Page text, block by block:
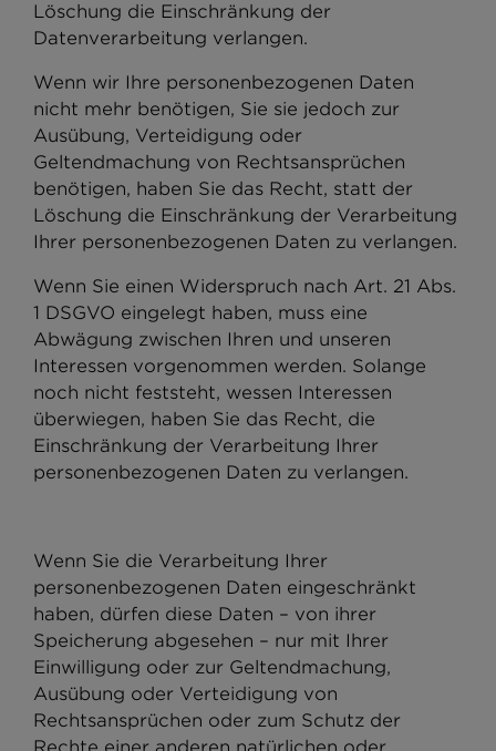
Löschung die Einschränkung der
Datenverarbeitung verlangen.
Wenn wir Ihre personenbezogenen Daten
nicht mehr benötigen, Sie sie jedoch zur
Ausübung, Verteidigung oder
Geltendmachung von Rechtsansprüchen
benötigen, haben Sie das Recht, statt der
Löschung die Einschränkung der Verarbeitung
Ihrer personenbezogenen Daten zu verlangen.
Wenn Sie einen Widerspruch nach Art. 21 Abs.
1 DSGVO eingelegt haben, muss eine
Abwägung zwischen Ihren und unseren
Interessen vorgenommen werden. Solange
noch nicht feststeht, wessen Interessen
überwiegen, haben Sie das Recht, die
Einschränkung der Verarbeitung Ihrer
personenbezogenen Daten zu verlangen.
Wenn Sie die Verarbeitung Ihrer
personenbezogenen Daten eingeschränkt
haben, dürfen diese Daten – von ihrer
Speicherung abgesehen – nur mit Ihrer
Einwilligung oder zur Geltendmachung,
Ausübung oder Verteidigung von
Rechtsansprüchen oder zum Schutz der